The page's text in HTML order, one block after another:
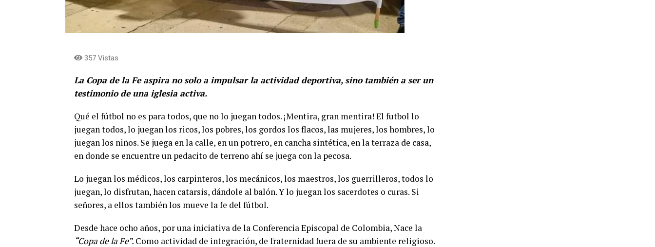
357 Vistas
La Copa de la Fe aspira no solo a impulsar la actividad deportiva, sino también a ser un
testimonio de una iglesia activa.
Qué el fútbol no es para todos, que no lo juegan todos. ¡Mentira, gran mentira! El futbol lo
juegan todos, lo juegan los ricos, los pobres, los gordos los flacos, las mujeres, los hombres, lo
juegan los niños. Se juega en la calle, en un potrero, en cancha sintética, en la terraza de casa,
en donde se encuentre un pedacito de terreno ahí se juega con la pecosa.
Lo juegan los médicos, los carpinteros, los mecánicos, los maestros, los guerrilleros, todos lo
juegan, lo disfrutan, hacen catarsis, dándole al balón. Y lo juegan los sacerdotes o curas. Si
señores, a ellos también los mueve la fe del fútbol.
Desde hace ocho años, por una iniciativa de la Conferencia Episcopal de Colombia, Nace la
“Copa de la Fe”. Como actividad de integración, de fraternidad fuera de su ambiente religioso.